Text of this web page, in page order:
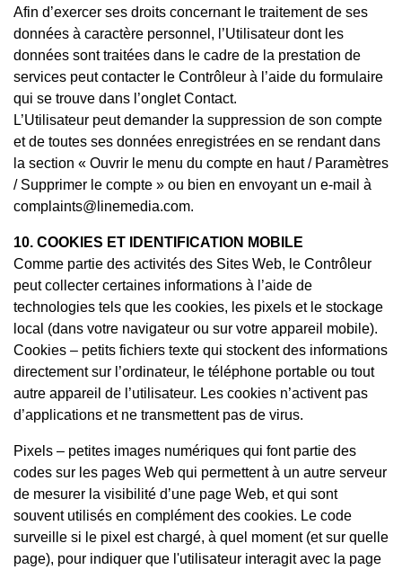
Afin d’exercer ses droits concernant le traitement de ses
données à caractère personnel, l’Utilisateur dont les
données sont traitées dans le cadre de la prestation de
services peut contacter le Contrôleur à l’aide du formulaire
qui se trouve dans l’onglet Contact.
L’Utilisateur peut demander la suppression de son compte
et de toutes ses données enregistrées en se rendant dans
la section « Ouvrir le menu du compte en haut / Paramètres
/ Supprimer le compte » ou bien en envoyant un e-mail à
complaints@linemedia.com.
10. COOKIES ET IDENTIFICATION MOBILE
Comme partie des activités des Sites Web, le Contrôleur
peut collecter certaines informations à l’aide de
technologies tels que les cookies, les pixels et le stockage
local (dans votre navigateur ou sur votre appareil mobile).
Cookies – petits fichiers texte qui stockent des informations
directement sur l’ordinateur, le téléphone portable ou tout
autre appareil de l’utilisateur. Les cookies n’activent pas
d’applications et ne transmettent pas de virus.
Pixels – petites images numériques qui font partie des
codes sur les pages Web qui permettent à un autre serveur
de mesurer la visibilité d’une page Web, et qui sont
souvent utilisés en complément des cookies. Le code
surveille si le pixel est chargé, à quel moment (et sur quelle
page), pour indiquer que l'utilisateur interagit avec la page